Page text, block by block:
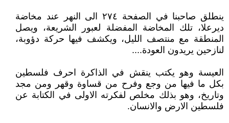
ينطلق صاحبنا في الصفحة ٢٧٤ الى النهر عند مخاضة
ديرعلا، تلك المخاضة المفضلة لعبور الشريعة، ويصل
المنطقة مع منتصف الليل، ويكشف فيها حركة دؤوبة،
لنازحين يريدون العودة....
العيسة وهو يكتب ينقش في الذاكرة احرف فلسطين
بكل ما فيها من وجع وفرح من قساوة وقهر ومن مجد
وتاريخ، وهو بذلك مخلص لفكرته الاولى في الكتابة عن
فلسطين الارض والانسان.